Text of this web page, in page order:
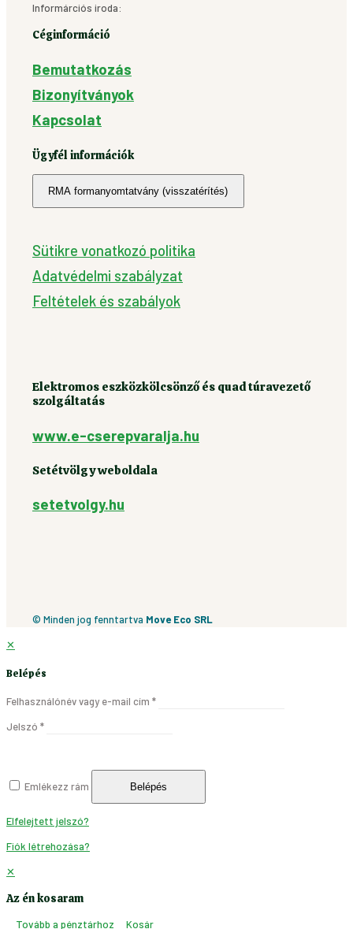
Informárciós iroda:
Céginformáció
Bemutatkozás
Bizonyítványok
Kapcsolat
Ügyfél információk
RMA formanyomtatvány (visszatérítés)
Sütikre vonatkozó politika
Adatvédelmi szabályzat
Feltételek és szabályok
Elektromos eszközkölcsönző és quad túravezető
szolgáltatás
www.e-cserepvaralja.hu
Setétvölgy weboldala
setetvolgy.hu
© Minden jog fenntartva Move Eco SRL
✕
Belépés
Felhasználónév vagy e-mail cím *
Jelszó *
Emlékezz rám Belépés
Elfelejtett jelszó?
Fiók létrehozása?
✕
Az én kosaram
Tovább a pénztárhoz Kosár